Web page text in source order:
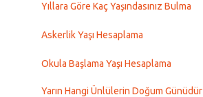
Yıllara Göre Kaç Yaşındasınız Bulma
Askerlik Yaşı Hesaplama
Okula Başlama Yaşı Hesaplama
Yarın Hangi Ünlülerin Doğum Günüdür